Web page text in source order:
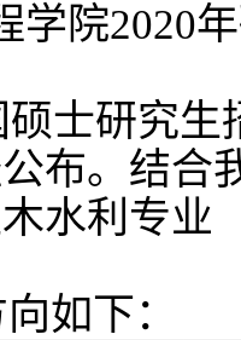
学院2020
硕士研究
布。结合
水利专业
如下：